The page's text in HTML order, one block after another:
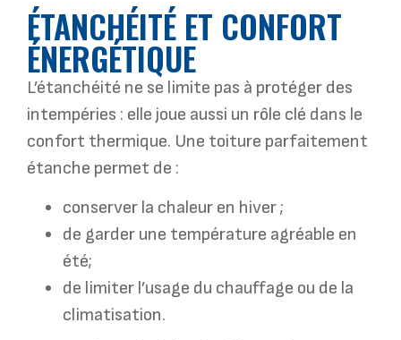
ÉTANCHÉITÉ ET CONFORT
ÉNERGÉTIQUE
L’étanchéité ne se limite pas à protéger des
intempéries : elle joue aussi un rôle clé dans le
confort thermique. Une toiture parfaitement
étanche permet de :
conserver la chaleur en hiver ;
de garder une température agréable en
été;
de limiter l’usage du chauffage ou de la
climatisation.